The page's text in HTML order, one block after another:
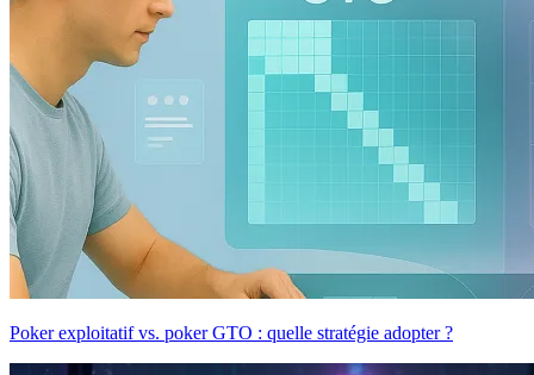
Poker exploitatif vs. poker GTO : quelle stratégie adopter ?